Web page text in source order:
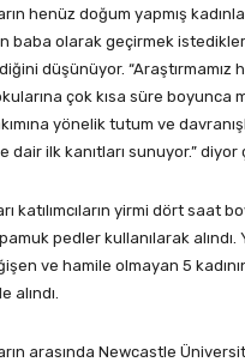
henüz doğum yapmış
baba olarak geçirmek
düşünüyor. “Araştırmamız
çok kısa süre boyunca
yönelik tutum ve
ilk kanıtları sunuyor.” diyor
katılımcıların yirmi dört saat
pedler kullanılarak alındı.
ve hamile olmayan 5
alındı.
arasında Newcastle